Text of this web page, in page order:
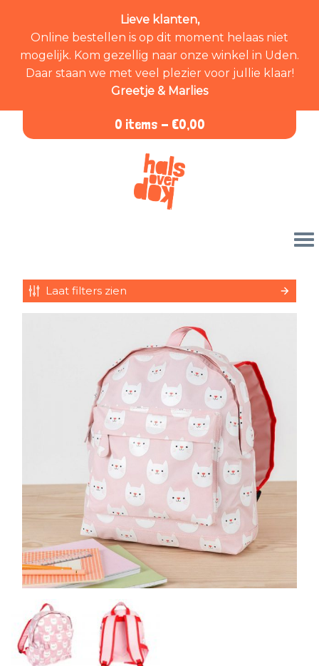
Lieve klanten,
Online bestellen is op dit moment helaas niet
mogelijk. Kom gezellig naar onze winkel in Uden.
Daar staan we met veel plezier voor jullie klaar!
Greetje & Marlies
0 items - €0,00
Laat filters zien